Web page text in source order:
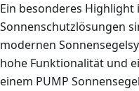
Ein besonderes Highlight
Sonnenschutzlösungen
modernen
hohe Funktionalität und
einem PUMP Sonnensegel